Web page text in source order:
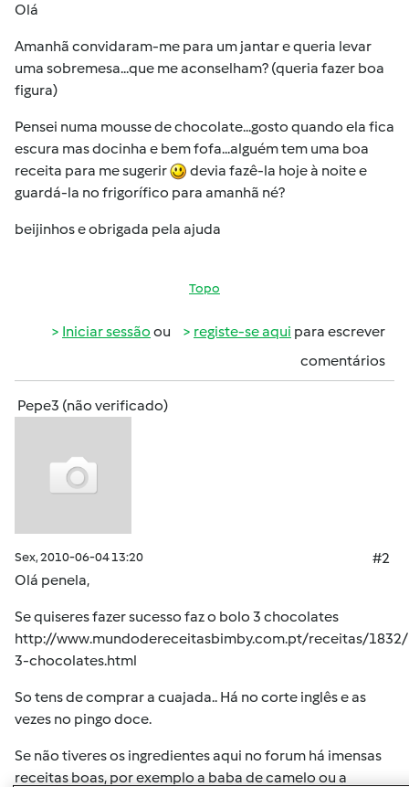
Olá
Amanhã convidaram-me para um jantar e queria levar
uma sobremesa...que me aconselham? (queria fazer boa
figura)
Pensei numa mousse de chocolate...gosto quando ela fica
escura mas docinha e bem fofa...alguém tem uma boa
receita para me sugerir
devia fazê-la hoje à noite e
guardá-la no frigorífico para amanhã né?
beijinhos e obrigada pela ajuda
Topo
Iniciar sessão ou registe-se aqui para escrever
comentários
Pepe3 (não verificado)
Sex, 2010-06-04 13:20
#2
Olá penela,
Se quiseres fazer sucesso faz o bolo 3 chocolates
http://www.mundodereceitasbimby.com.pt/receitas/
3-chocolates.html
So tens de comprar a cuajada.. Há no corte inglês e as
vezes no pingo doce.
Se não tiveres os ingredientes aqui no forum há imensas
receitas boas, por exemplo a baba de camelo ou a